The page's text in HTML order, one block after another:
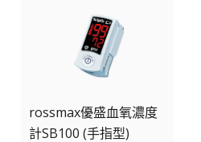
rossmax優盛血氧濃度
計SB100 (手指型)